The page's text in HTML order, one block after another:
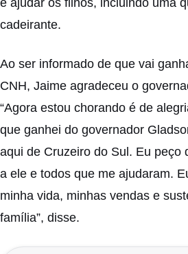
e ajudar os filhos, incluindo uma
cadeirante.
Ao ser informado de que vai
CNH, Jaime agradeceu o
“Agora estou chorando é de
que ganhei do governador
aqui de Cruzeiro do Sul. Eu peço
a ele e todos que me ajudaram.
minha vida, minhas vendas e
família”, disse.